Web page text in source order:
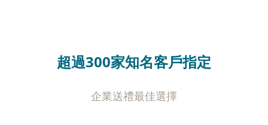
超過300家知名客戶指定
企業送禮最佳選擇